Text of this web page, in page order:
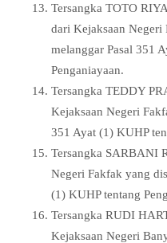
Tersangka TOTO
dari Kejaksaan Negeri
melanggar Pasal 351
Penganiayaan.
Tersangka TEDDY
Kejaksaan Negeri
351 Ayat (1) KUHP
Tersangka SARBANI
Negeri Fakfak yang
(1) KUHP tentang
Tersangka RUDI
Kejaksaan Negeri